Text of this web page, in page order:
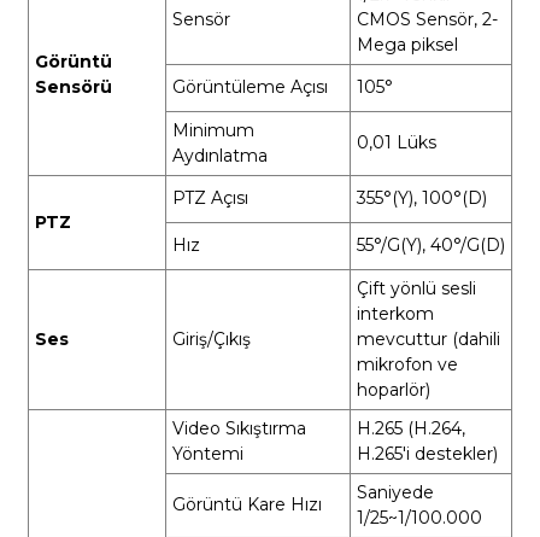
Görüntü
Sensörü
Sensör
CMOS Sensör, 2-
Mega piksel
Görüntüleme Açısı
105°
Minimum
Aydınlatma
0,01 Lüks
PTZ
PTZ Açısı 355°(Y), 100°(D)
Hız 55°/G(Y), 40°/G(D)
Ses Giriş/Çıkış
Çift yönlü sesli
interkom
mevcuttur (dahili
mikrofon ve
hoparlör)
Video Sıkıştırma
Yöntemi
H.265 (H.264,
H.265'i destekler)
Görüntü Kare Hızı
Saniyede
1/25~1/100.000